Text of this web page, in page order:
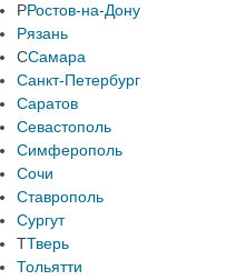
РРостов-на-Дону
Рязань
ССамара
Санкт-Петербург
Саратов
Севастополь
Симферополь
Сочи
Ставрополь
Сургут
ТТверь
Тольятти